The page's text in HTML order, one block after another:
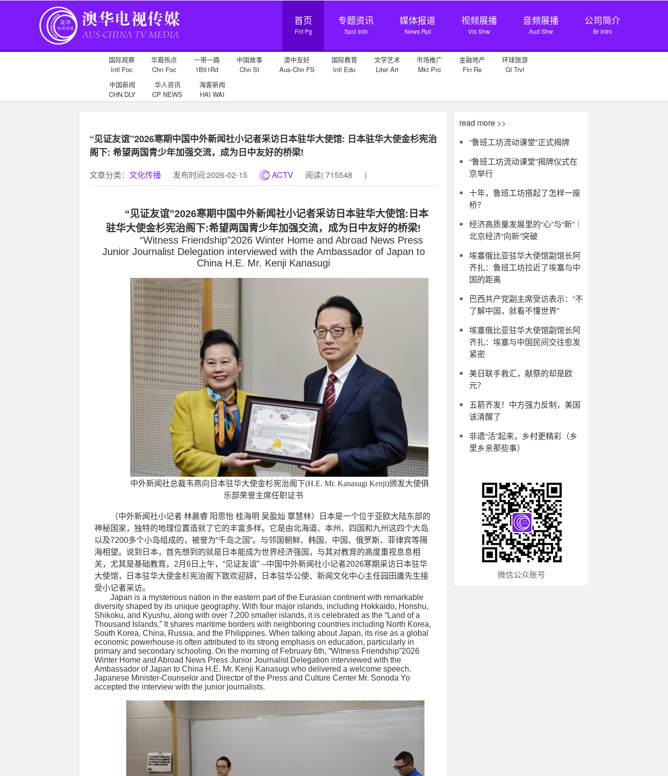
首页
Fnt Pg
专题资讯
Spcl Info
媒体报道
News Rpt
视频展播
Vis Shw
音频展播
Aud Shw
公司简介
Br Intro
国际观察
Intl Foc
华裔热点
Chn Foc
一带一路
1Blt1Rd
中国故事
Chn St
澳中友好
Aus-Chn FS
国际教育
Intl Edu
文学艺术
Liter Art
市场推广
Mkt Pro
金融地产
Fin Re
环球旅游
Gl Trvl
中国新闻
CHN DLY
华人资讯
CP NEWS
海客新闻
HAI WAI
“见证友谊”2026寒期中国中外新闻社小记者采访日本驻华大使馆: 日本驻华大使金杉宪治
阁下: 希望两国青少年加强交流，成为日中友好的桥梁!
文章分类： 文化传播 发布时间:2026-02-15 ACTV 阅读(715548 )
“见证友谊”2026寒期中国中外新闻社小记者采访日本驻华大使馆: 日本
驻华大使金杉宪治阁下:希望两国青少年加强交流，成为日中友好的桥梁!
“Witness Friendship”2026 Winter Home and Abroad News Press
Junior Journalist Delegation interviewed with the Ambassador of Japan to
China H.E. Mr. Kenji Kanasugi
中外新闻社总裁韦燕向日本驻华大使金杉宪治阁下(H.E. Mr. Kanasugi Kenji)颁发大使俱
乐部荣誉主席任职证书
（中外新闻社小记者 林晨睿 阳思怡 桂海明 吴盈灿 覃慧林）
日本是一个位于亚欧大陆东部的
神秘国家，独特的地理位置造就了它的丰富多样。它是由北海道、本州、四国和九州这四个大岛
以及7200多个小岛组成的，被誉为“千岛之国”。与邻国朝鲜、韩国、中国、俄罗斯、菲律宾等隔
海相望。说到日本，首先想到的就是日本能成为世界经济强国，与其对教育的高度重视息息相
关，尤其是基础教育。2月6日上午，“见证友谊” --中国中外新闻社小记者2026寒期采访日本驻华
大使馆，日本驻华大使金杉宪治阁下致欢迎辞，日本驻华公使、新闻文化中心主任园田庸先生接
受小记者采访。
Japan is a mysterious nation in the eastern part of the Eurasian continent with remarkable
diversity shaped by its unique geography. With four major islands, including Hokkaido, Honshu,
Shikoku, and Kyushu, along with over 7,200 smaller islands, it is celebrated as the “Land of a
Thousand Islands.” It shares maritime borders with neighboring countries including North Korea,
South Korea, China, Russia, and the Philippines. When talking about Japan, its rise as a global
economic powerhouse is often attributed to its strong emphasis on education, particularly in
primary and secondary schooling. On the morning of February 6th, “Witness Friendship”2026
Winter Home and Abroad News Press Junior Journalist Delegation interviewed with the
Ambassador of Japan to China H.E. Mr. Kenji Kanasugi who delivered a welcome speech.
Japanese Minister-Counselor and Director of the Press and Culture Center Mr. Sonoda Yo
accepted the interview with the junior journalists.
read more >>
“鲁班工坊流动课堂”正式揭牌
“鲁班工坊流动课堂”揭牌仪式在
京举行
十年，鲁班工坊搭起了怎样一座
桥？
经济高质量发展里的“心”与“新”｜
北京经济“向新”突破
埃塞俄比亚驻华大使馆副馆长阿
齐扎：鲁班工坊拉近了埃塞与中
国的距离
巴西共产党副主席受访表示：“不
了解中国，就看不懂世界”
埃塞俄比亚驻华大使馆副馆长阿
齐扎：埃塞与中国民间交往愈发
紧密
美日联手救汇，献祭的却是欧
元？
五箭齐发！中方强力反制，美国
该清醒了
非遗“活”起来，乡村更精彩（乡
里乡亲那些事）
微信公众账号